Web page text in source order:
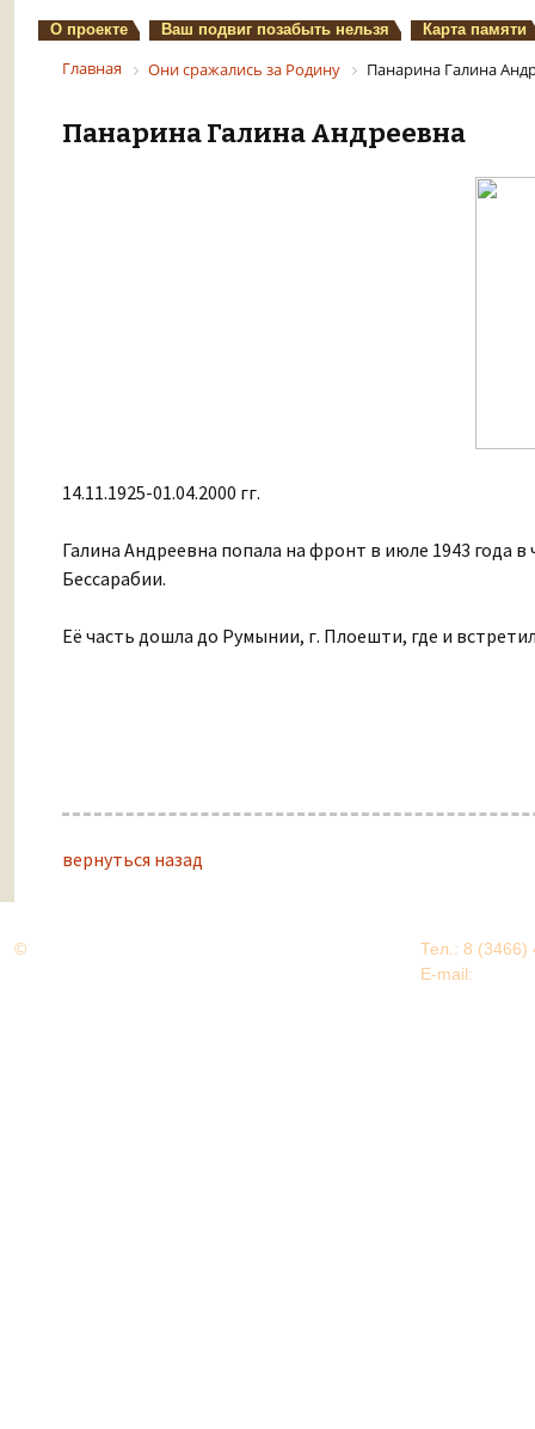
О проекте Ваш подвиг позабыть нельзя Карта памяти
Главная Они сражались за Родину Панарина Галина
Панарина Галина Андреевна
14.11.1925-01.04.2000 гг.
Галина Андреевна попала на фронт в июле 1943 года
Бессарабии.
Её часть дошла до Румынии, г. Плоешти, где и
вернуться назад
©
Тел.: 8 (3466)
E-mail: